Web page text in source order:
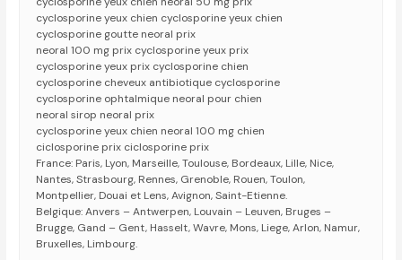
cyclosporine yeux chien cyclosporine yeux chien
cyclosporine goutte neoral prix
neoral 100 mg prix cyclosporine yeux prix
cyclosporine yeux prix cyclosporine chien
cyclosporine cheveux antibiotique cyclosporine
cyclosporine ophtalmique neoral pour chien
neoral sirop neoral prix
cyclosporine yeux chien neoral 100 mg chien
ciclosporine prix ciclosporine prix
France: Paris, Lyon, Marseille, Toulouse, Bordeaux, Lille, Nice,
Nantes, Strasbourg, Rennes, Grenoble, Rouen, Toulon,
Montpellier, Douai et Lens, Avignon, Saint-Etienne.
Belgique: Anvers – Antwerpen, Louvain – Leuven, Bruges –
Brugge, Gand – Gent, Hasselt, Wavre, Mons, Liege, Arlon, Namur,
Bruxelles, Limbourg.